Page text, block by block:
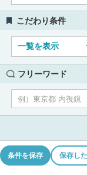
こだわり条件
一覧を表示
フリーワード
条件を保存 保存し